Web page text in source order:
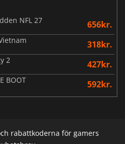
NFL 27
656kr.
318kr.
2 427kr.
BOOT 592kr.
rabattkoderna för gamers